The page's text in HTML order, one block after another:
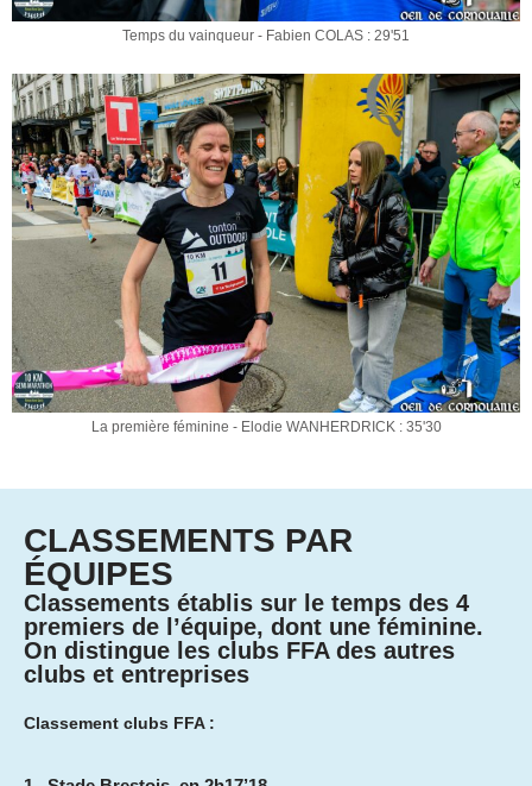
Temps du vainqueur - Fabien COLAS : 29'51
La première féminine - Elodie WANHERDRICK : 35'30
CLASSEMENTS PAR
ÉQUIPES
Classements établis sur le temps des 4
premiers de l’équipe, dont une féminine.
On distingue les clubs FFA des autres
clubs et entreprises
Classement clubs FFA :